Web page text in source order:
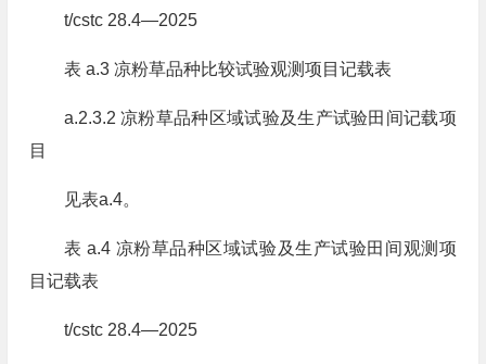
t/cstc 28.4—2025
表 a.3 凉粉草品种比较试验观测项目记载表
a.2.3.2 凉粉草品种区域试验及生产试验田间记载项
目
见表a.4。
表 a.4 凉粉草品种区域试验及生产试验田间观测项
目记载表
t/cstc 28.4—2025